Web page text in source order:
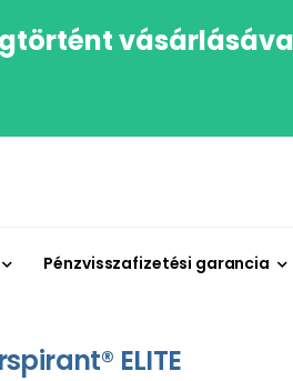
Pénzvisszafizetési garancia
ELITE